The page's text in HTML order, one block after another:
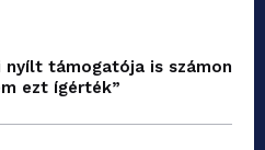
támogatója is számon
ezt ígérték”